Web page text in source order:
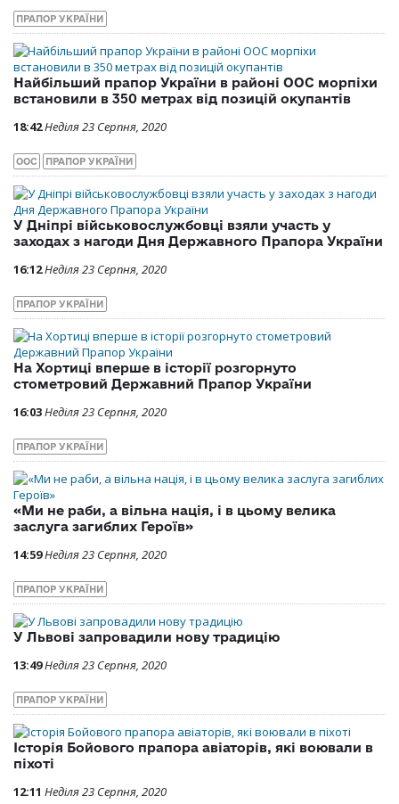
ПРАПОР УКРАЇНИ
Найбільший прапор України в районі ООС морпіхи
встановили в 350 метрах від позицій окупантів
18:42Неділя 23 Серпня, 2020
ООС ПРАПОР УКРАЇНИ
У Дніпрі військовослужбовці взяли участь у
заходах з нагоди Дня Державного Прапора України
16:12Неділя 23 Серпня, 2020
ПРАПОР УКРАЇНИ
На Хортиці вперше в історії розгорнуто
стометровий Державний Прапор України
16:03Неділя 23 Серпня, 2020
ПРАПОР УКРАЇНИ
«Ми не раби, а вільна нація, і в цьому велика
заслуга загиблих Героїв»
14:59Неділя 23 Серпня, 2020
ПРАПОР УКРАЇНИ
У Львові запровадили нову традицію
13:49Неділя 23 Серпня, 2020
ПРАПОР УКРАЇНИ
Історія Бойового прапора авіаторів, які воювали в
піхоті
12:11 Неділя 23 Серпня, 2020